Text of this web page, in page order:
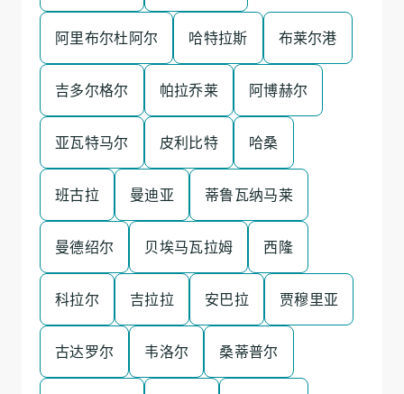
阿里布尔杜阿尔 哈特拉斯 布莱尔港
吉多尔格尔 帕拉乔莱 阿博赫尔
亚瓦特马尔 皮利比特 哈桑
班古拉 曼迪亚 蒂鲁瓦纳马莱
曼德绍尔 贝埃马瓦拉姆 西隆
科拉尔 吉拉拉 安巴拉 贾穆里亚
古达罗尔 韦洛尔 桑蒂普尔